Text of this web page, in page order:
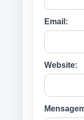
Email:
Website: